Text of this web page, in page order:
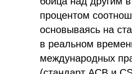
процентом
основываясь на
в реальном
международных